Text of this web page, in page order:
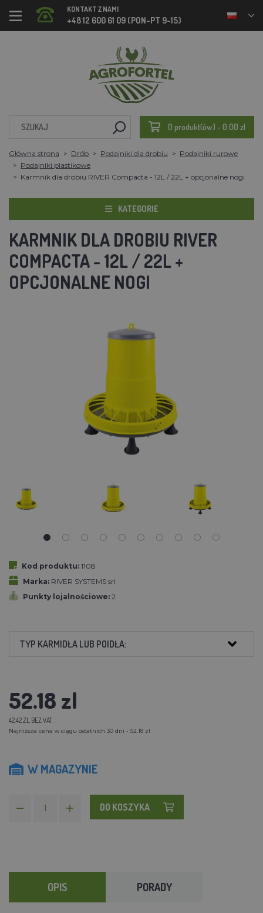
KONTAKT Z NAMI
+48 12 600 61 09 (PON-PT 9-15)
0 produkt(ów) - 0.00 zl
Główna strona Drób Podajniki dla drobiu
Podajniki rurowe
Podajniki plastikowe
Karmnik dla drobiu RIVER Compacta - 12L / 22L + opcjonalne nogi
KATEGORIE
KARMNIK DLA DROBIU RIVER
COMPACTA - 12L / 22L +
OPCJONALNE NOGI
Kod produktu: 1108
Marka: RIVER SYSTEMS srl
Punkty lojalnościowe: 2
TYP KARMIDŁA LUB POIDŁA:
52.18 zl
42.42 ZL BEZ VAT
Najniższa cena w ciągu ostatnich 30 dni - 52.18 zl
W MAGAZYNIE
DO KOSZYKA
OPIS PORADY